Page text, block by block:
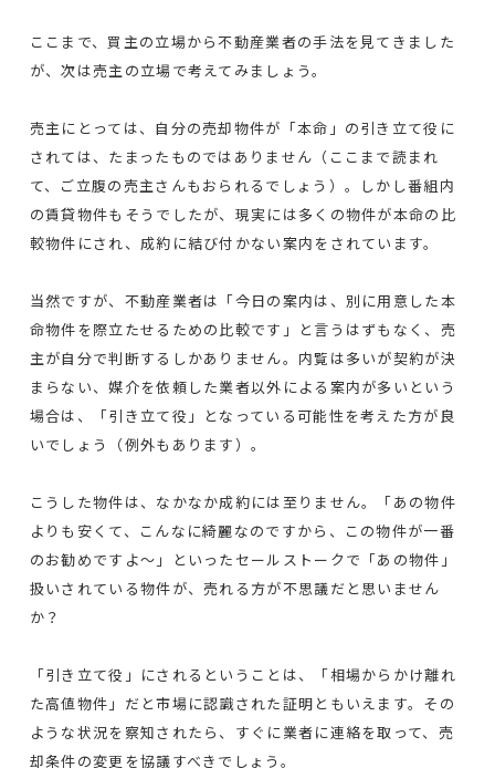
ここまで、買主の立場から不動産業者の手法を見てきました
が、次は売主の立場で考えてみましょう。
売主にとっては、自分の売却物件が「本命」の引き立て役に
されては、たまったものではありません（ここまで読まれ
て、ご立腹の売主さんもおられるでしょう）。しかし番組内
の賃貸物件もそうでしたが、現実には多くの物件が本命の比
較物件にされ、成約に結び付かない案内をされています。
当然ですが、不動産業者は「今日の案内は、別に用意した本
命物件を際立たせるための比較です」と言うはずもなく、売
主が自分で判断するしかありません。内覧は多いが契約が決
まらない、媒介を依頼した業者以外による案内が多いという
場合は、「引き立て役」となっている可能性を考えた方が良
いでしょう（例外もあります）。
こうした物件は、なかなか成約には至りません。「あの物件
よりも安くて、こんなに綺麗なのですから、この物件が一番
のお勧めですよ～」といったセールストークで「あの物件」
扱いされている物件が、売れる方が不思議だと思いません
か？
「引き立て役」にされるということは、「相場からかけ離れ
た高値物件」だと市場に認識された証明ともいえます。その
ような状況を察知されたら、すぐに業者に連絡を取って、売
却条件の変更を協議すべきでしょう。